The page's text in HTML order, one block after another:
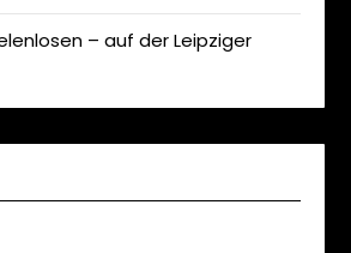
– auf der Leipziger